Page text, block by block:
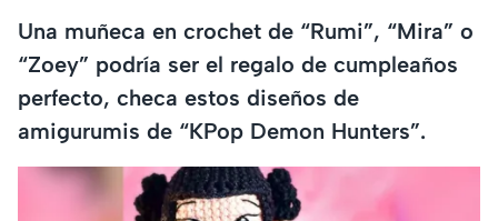
Una muñeca en crochet de “Rumi”, “Mira” o
“Zoey” podría ser el regalo de cumpleaños
perfecto, checa estos diseños de
amigurumis de “KPop Demon Hunters”.